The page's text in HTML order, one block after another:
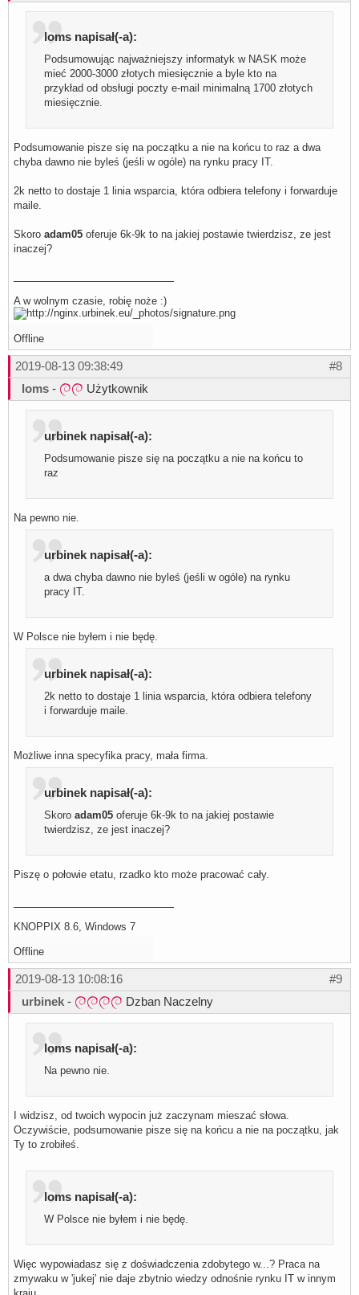
loms napisał(-a):
Podsumowując najważniejszy informatyk w NASK może
mieć 2000-3000 złotych miesięcznie a byle kto na
przykład od obsługi poczty e-mail minimalną 1700 złotych
miesięcznie.
Podsumowanie pisze się na początku a nie na końcu to raz a dwa
chyba dawno nie byleś (jeśli w ogóle) na rynku pracy IT.
2k netto to dostaje 1 linia wsparcia, która odbiera telefony i forwarduje
maile.
Skoro adam05 oferuje 6k-9k to na jakiej postawie twierdzisz, ze jest
inaczej?
A w wolnym czasie, robię noże :)
Offline
#8
2019-08-13 09:38:49
loms - Użytkownik
urbinek napisał(-a):
Podsumowanie pisze się na początku a nie na końcu to
raz
Na pewno nie.
urbinek napisał(-a):
a dwa chyba dawno nie byleś (jeśli w ogóle) na rynku
pracy IT.
W Polsce nie byłem i nie będę.
urbinek napisał(-a):
2k netto to dostaje 1 linia wsparcia, która odbiera telefony
i forwarduje maile.
Możliwe inna specyfika pracy, mała firma.
urbinek napisał(-a):
Skoroadam05 oferuje 6k-9k to na jakiej postawie
twierdzisz, ze jest inaczej?
Piszę o połowie etatu, rzadko kto może pracować cały.
KNOPPIX 8.6, Windows 7
Offline
#9
2019-08-13 10:08:16
urbinek - Dzban Naczelny
loms napisał(-a):
Na pewno nie.
I widzisz, od twoich wypocin już zaczynam mieszać słowa.
Oczywiście, podsumowanie pisze się na końcu a nie na początku, jak
Ty to zrobiłeś.
loms napisał(-a):
W Polsce nie byłem i nie będę.
Więc wypowiadasz się z doświadczenia zdobytego w...? Praca na
zmywaku w 'jukej' nie daje zbytnio wiedzy odnośnie rynku IT w innym